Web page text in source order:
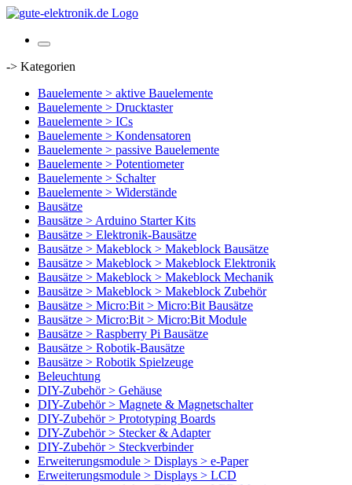
-> Kategorien
Bauelemente > aktive Bauelemente
Bauelemente > Drucktaster
Bauelemente > ICs
Bauelemente > Kondensatoren
Bauelemente > passive Bauelemente
Bauelemente > Potentiometer
Bauelemente > Schalter
Bauelemente > Widerstände
Bausätze
Bausätze > Arduino Starter Kits
Bausätze > Elektronik-Bausätze
Bausätze > Makeblock > Makeblock Bausätze
Bausätze > Makeblock > Makeblock Elektronik
Bausätze > Makeblock > Makeblock Mechanik
Bausätze > Makeblock > Makeblock Zubehör
Bausätze > Micro:Bit > Micro:Bit Bausätze
Bausätze > Micro:Bit > Micro:Bit Module
Bausätze > Raspberry Pi Bausätze
Bausätze > Robotik-Bausätze
Bausätze > Robotik Spielzeuge
Beleuchtung
DIY-Zubehör > Gehäuse
DIY-Zubehör > Magnete & Magnetschalter
DIY-Zubehör > Prototyping Boards
DIY-Zubehör > Stecker & Adapter
DIY-Zubehör > Steckverbinder
Erweiterungsmodule > Displays > e-Paper
Erweiterungsmodule > Displays > LCD